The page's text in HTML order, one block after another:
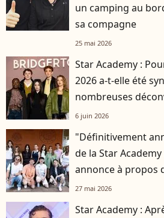
un camping au
sa compagne
25 mai 2026
Star Academy :
2026 a-t-elle été
nombreuses
6 juin 2026
"Définitivement
de la Star
annonce à propos
27 mai 2026
Star Academy :